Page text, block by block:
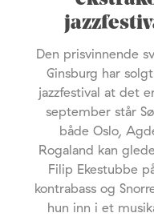
Den prisvinnende
Ginsburg har
jazzfestival at det
september står
både Oslo,
Rogaland kan
Filip Ekestubbe
kontrabass og
hun inn i et